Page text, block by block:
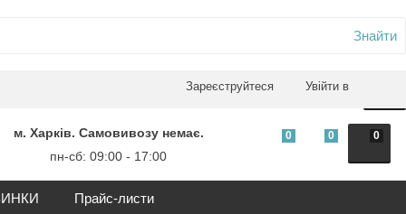
Знайти
Зареєструйтеся Увійти в
м. Харків. Самовивозу немає.
пн-сб: 09:00 - 17:00
0
0 0
Прайс-листи